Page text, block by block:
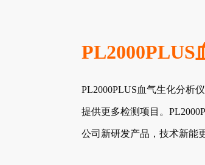
PL2000PLUS
PL2000PLUS血气生化分析
提供更多检测项目。
公司新研发产品，技术新能